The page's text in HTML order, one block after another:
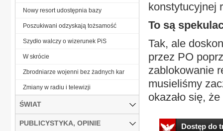
konstytucyjnej
To są
Tak, ale
przez PO
zablokowanie
musieliśmy
okazało się, że
Dostęp do
Nowy resort udostępnia bazy
Poszukiwani odzyskają tożsamość
Szydło walczy o wizerunek PiS
W skrócie
Zbrodniarze wojenni bez żadnych kar
Zmiany w radiu i telewizji
ŚWIAT
PUBLICYSTYKA, OPINIE